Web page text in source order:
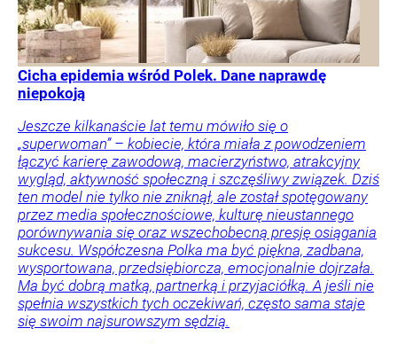
Cicha epidemia wśród Polek. Dane naprawdę
niepokoją
Jeszcze kilkanaście lat temu mówiło się o
„superwoman” – kobiecie, która miała z powodzeniem
łączyć karierę zawodową, macierzyństwo, atrakcyjny
wygląd, aktywność społeczną i szczęśliwy związek. Dziś
ten model nie tylko nie zniknął, ale został spotęgowany
przez media społecznościowe, kulturę nieustannego
porównywania się oraz wszechobecną presję osiągania
sukcesu. Współczesna Polka ma być piękna, zadbana,
wysportowana, przedsiębiorcza, emocjonalnie dojrzała.
Ma być dobrą matką, partnerką i przyjaciółką. A jeśli nie
spełnia wszystkich tych oczekiwań, często sama staje
się swoim najsurowszym sędzią.